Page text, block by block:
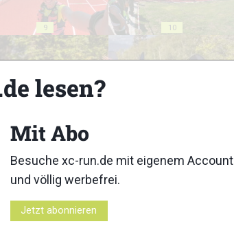
9 10
14
lesen?
Mit Abo
Besuche xc-run.de mit eigenem Account
und völlig werbefrei.
Jetzt abonnieren